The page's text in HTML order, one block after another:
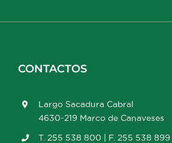
CONTACTOS
Largo Sacadura Cabral
4630-219 Marco de Canaveses
T. 255 538 800 | F. 255 538 899